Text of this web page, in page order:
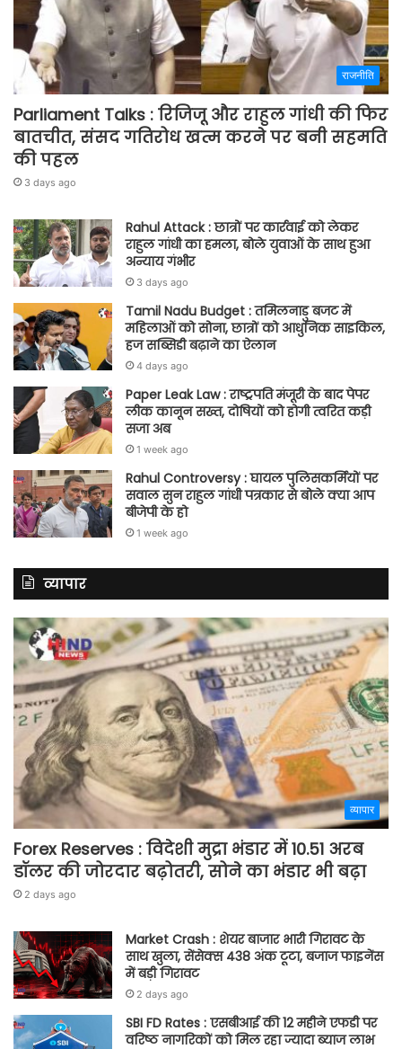
राजनीति
Parliament Talks : रिजिजू और राहुल गांधी की फिर
बातचीत, संसद गतिरोध खत्म करने पर बनी सहमति
की पहल
3 days ago
Rahul Attack : छात्रों पर कार्रवाई को लेकर
राहुल गांधी का हमला, बोले युवाओं के साथ हुआ
अन्याय गंभीर
3 days ago
Tamil Nadu Budget : तमिलनाडु बजट में
महिलाओं को सोना, छात्रों को आधुनिक साइकिल,
हज सब्सिडी बढ़ाने का ऐलान
4 days ago
Paper Leak Law : राष्ट्रपति मंजूरी के बाद पेपर
लीक कानून सख्त, दोषियों को होगी त्वरित कड़ी
सजा अब
1 week ago
Rahul Controversy : घायल पुलिसकर्मियों पर
सवाल सुन राहुल गांधी पत्रकार से बोले क्या आप
बीजेपी के हो
1 week ago
व्यापार
व्यापार
Forex Reserves : विदेशी मुद्रा भंडार में 10.51 अरब
डॉलर की जोरदार बढ़ोतरी, सोने का भंडार भी बढ़ा
2 days ago
Market Crash : शेयर बाजार भारी गिरावट के
साथ खुला, सेंसेक्स 438 अंक टूटा, बजाज फाइनेंस
में बड़ी गिरावट
2 days ago
SBI FD Rates : एसबीआई की 12 महीने एफडी पर
वरिष्ठ नागरिकों को मिल रहा ज्यादा ब्याज लाभ